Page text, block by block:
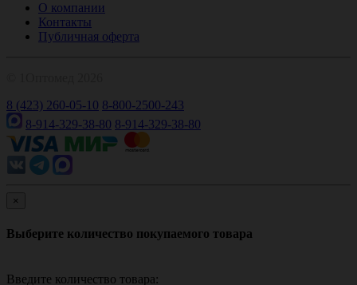
О компании
Контакты
Публичная оферта
8 (423) 260-05-10 8-800-2500-243
8-914-329-38-80 8-914-329-38-80
×
Выберите количество покупаемого товара
Введите количество товара: